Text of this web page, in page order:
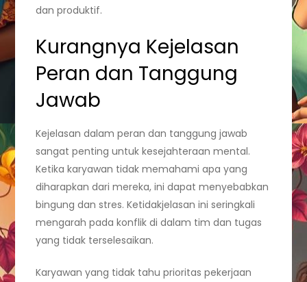
dan produktif.
Kurangnya Kejelasan
Peran dan Tanggung
Jawab
Kejelasan dalam peran dan tanggung jawab
sangat penting untuk kesejahteraan mental.
Ketika karyawan tidak memahami apa yang
diharapkan dari mereka, ini dapat menyebabkan
bingung dan stres. Ketidakjelasan ini seringkali
mengarah pada konflik di dalam tim dan tugas
yang tidak terselesaikan.
Karyawan yang tidak tahu prioritas pekerjaan